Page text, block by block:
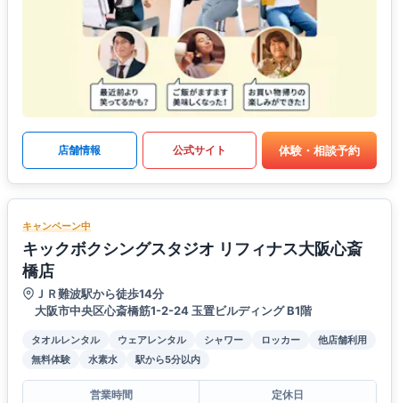
店舗情報 公式サイト 体験・相談予約
キャンペーン中
キックボクシングスタジオ リフィナス大阪心斎
橋店
ＪＲ難波駅から徒歩14分
大阪市中央区心斎橋筋1-2-24 玉置ビルディング B1階
タオルレンタル ウェアレンタル シャワー ロッカー
他店舗利用
無料体験
水素水 駅から5分以内
営業時間
定休日